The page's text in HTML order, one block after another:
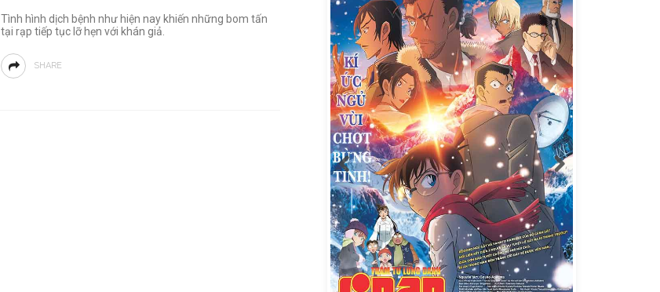
Tình hình dịch bệnh như hiện nay khiến những bom tấn
tại rạp tiếp tục lỡ hẹn với khán giả.
SHARE